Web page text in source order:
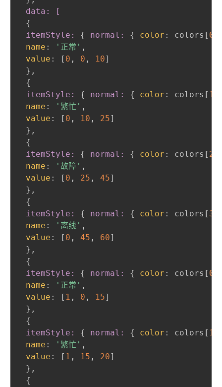
data: [
{
itemStyle:
{ normal: { color : colors[ 0
name : '正常' ,
value : [ 0 , 0 , 10]
} ,
{
itemStyle:
{ normal: { color : colors[ 1
name : '繁忙' ,
value : [ 0 , 10 , 25]
} ,
{
itemStyle:
{ normal: { color : colors[ 2
name : '故障' ,
value : [ 0 , 25 , 45]
} ,
{
itemStyle:
{ normal: { color : colors[ 3
name : '离线' ,
value : [ 0 , 45 , 60]
} ,
{
itemStyle:
{ normal: { color : colors[ 0
name : '正常' ,
value : [ 1 , 0 , 15]
} ,
{
itemStyle:
{ normal: { color : colors[ 1
name : '繁忙' ,
value : [ 1 , 15 , 20]
} ,
{